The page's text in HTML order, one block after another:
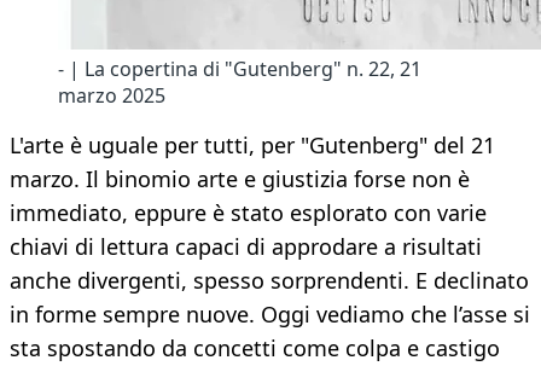
- | La copertina di "Gutenberg" n. 22, 21
marzo 2025
L'arte è uguale per tutti, per "Gutenberg" del 21
marzo. Il binomio arte e giustizia forse non è
immediato, eppure è stato esplorato con varie
chiavi di lettura capaci di approdare a risultati
anche divergenti, spesso sorprendenti. E declinato
in forme sempre nuove. Oggi vediamo che l’asse si
sta spostando da concetti come colpa e castigo